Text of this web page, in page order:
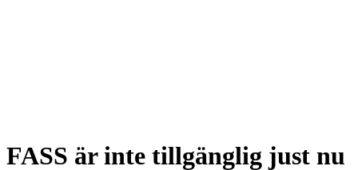
FASS är inte tillgänglig just nu